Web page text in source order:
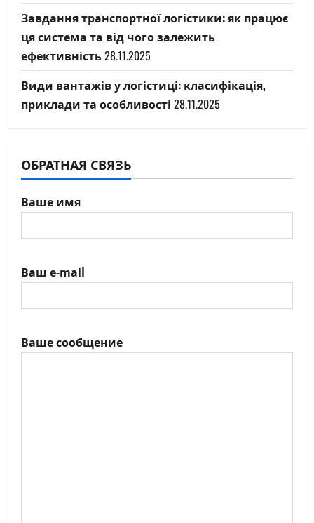
Завдання транспортної логістики: як працює
ця система та від чого залежить
ефективність28.11.2025
Види вантажів у логістиці: класифікація,
приклади та особливості 28.11.2025
ОБРАТНАЯ СВЯЗЬ
Ваше имя
Ваш e-mail
Ваше сообщение